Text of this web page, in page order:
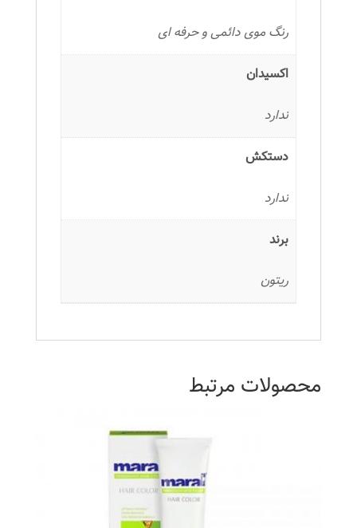
رنگ موی دائمی و حرفه ای
اکسیدان
ندارد
دستکش
ندارد
برند
ریتون
محصولات مرتبط